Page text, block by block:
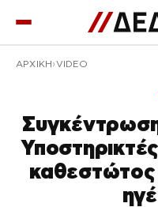
ΑΡΧΙΚΉ VIDEO